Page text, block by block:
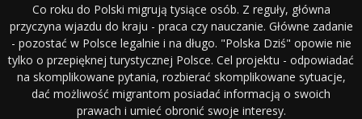
Co roku do Polski migrują tysiące osób. Z reguły, główna
przyczyna wjazdu do kraju - praca czy nauczanie. Główne zadanie
- pozostać w Polsce legalnie i na długo. "Polska Dziś" opowie nie
tylko o przepięknej turystycznej Polsce. Cel projektu - odpowiadać
na skomplikowane pytania, rozbierać skomplikowane sytuacje,
dać możliwość migrantom posiadać informacją o swoich
prawach i umieć obronić swoje interesy.